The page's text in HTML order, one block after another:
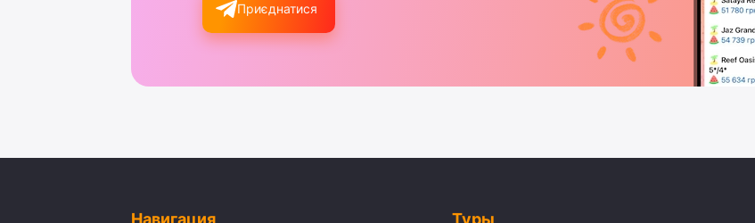
Приєднатися
Навигация Туры